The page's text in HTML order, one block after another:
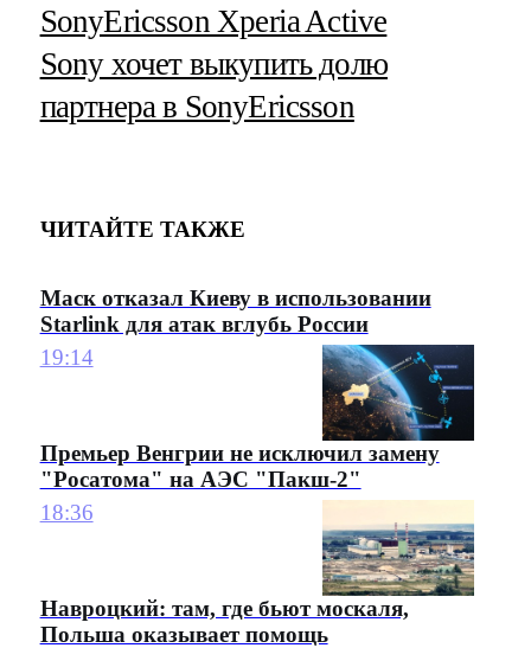
SonyEricsson Xperia Active
Sony хочет выкупить долю
партнера в SonyEricsson
ЧИТАЙТЕ ТАКЖЕ
Маск отказал Киеву в использовании
Starlink для атак вглубь России
19:14
Премьер Венгрии не исключил замену
"Росатома" на АЭС "Пакш-2"
18:36
Навроцкий: там, где бьют москаля,
Польша оказывает помощь